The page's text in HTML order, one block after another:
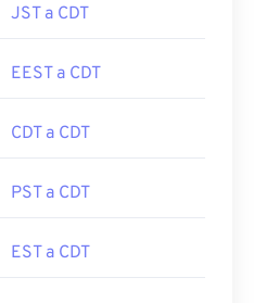
JST a CDT
EEST a CDT
CDT a CDT
PST a CDT
EST a CDT